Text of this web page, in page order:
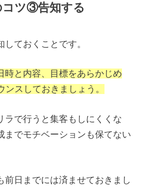
コツ③告知する
ておくことです。
時と内容、目標をあらかじめ
ンスしておきましょう。
ラで行うと集客もしにくくな
までモチベーションも保てない
前日までには済ませておきまし